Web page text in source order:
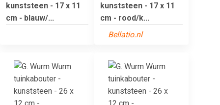
kunststeen - 17 x 11
cm - blauw/...
kunststeen - 17 x 11
cm - rood/k...
Bellatio.nl